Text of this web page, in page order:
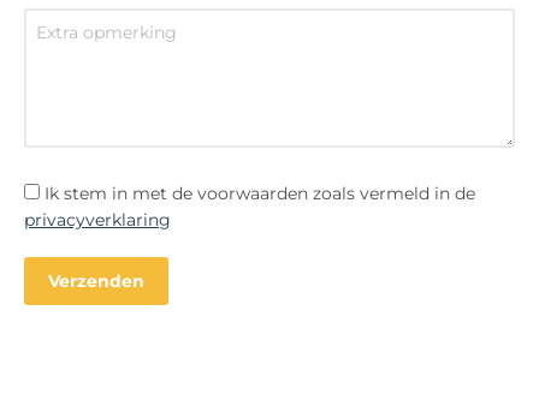
Ik stem in met de voorwaarden zoals vermeld in de
privacyverklaring